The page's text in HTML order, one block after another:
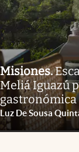
Misiones.
Meliá Iguazú
gastronómica
Luz De Sousa